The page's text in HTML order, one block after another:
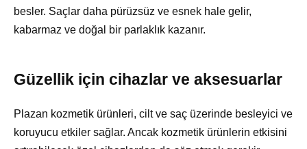
besler. Saçlar daha pürüzsüz ve esnek hale gelir,
kabarmaz ve doğal bir parlaklık kazanır.
Güzellik için cihazlar ve aksesuarlar
Plazan kozmetik ürünleri, cilt ve saç üzerinde besleyici ve
koruyucu etkiler sağlar. Ancak kozmetik ürünlerin etkisini